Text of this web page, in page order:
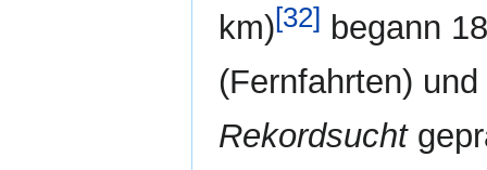
km)[32] begann
(Fernfahrten)
Rekordsucht